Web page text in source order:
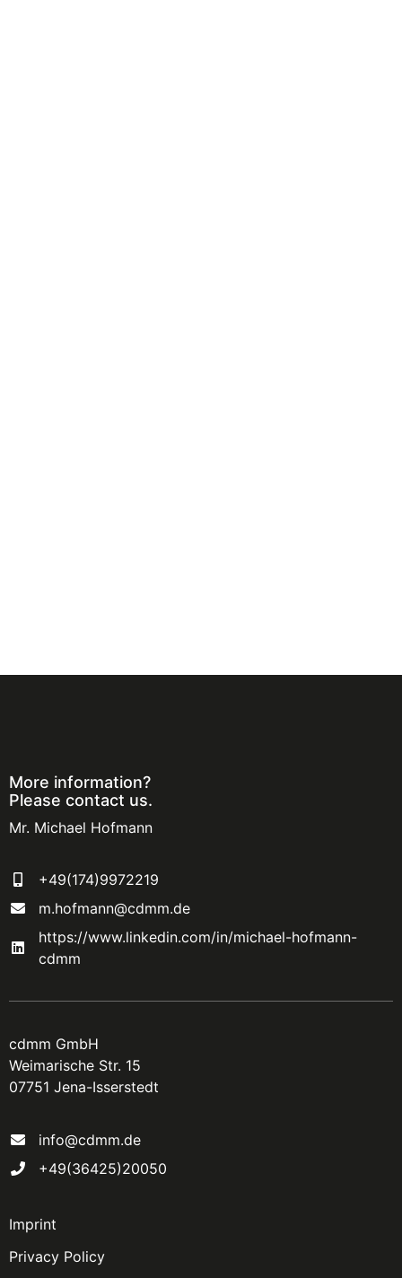
More information?
Please contact us.
Mr. Michael Hofmann
+49(174)9972219
m.hofmann@cdmm.de
https://www.linkedin.com/in/michael-hofmann-
cdmm
cdmm GmbH
Weimarische Str. 15
07751 Jena-Isserstedt
info@cdmm.de
+49(36425)20050
Imprint
Privacy Policy